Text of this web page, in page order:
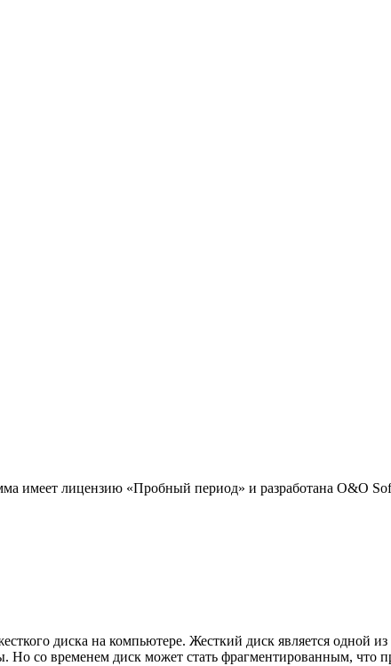
имеет лицензию «Пробный период» и разработана O&O
диска на компьютере. Жесткий диск является одной
Но со временем диск может стать фрагментированным, что